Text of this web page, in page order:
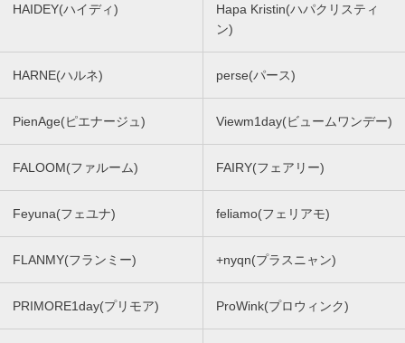
HAIDEY(ハイディ)
Hapa Kristin(ハパクリスティ
ン)
HARNE(ハルネ) perse(パース)
PienAge(ピエナージュ) Viewm1day(ビュームワンデー)
FALOOM(ファルーム) FAIRY(フェアリー)
Feyuna(フェユナ) feliamo(フェリアモ)
FLANMY(フランミー) +nyqn(プラスニャン)
PRIMORE1day(プリモア) ProWink(プロウィンク)